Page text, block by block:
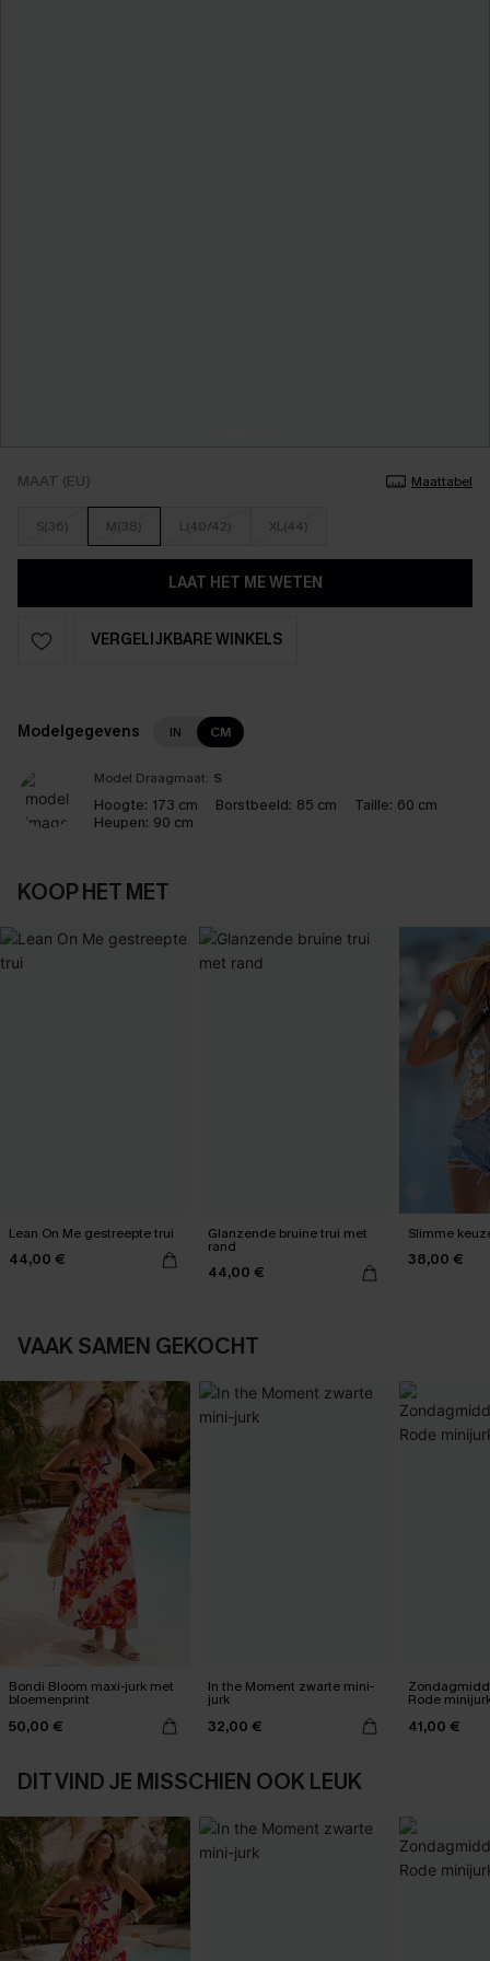
MAAT (EU) Maattabel
S(36) M(38) L(40/42) XL(44)
LAAT HET ME WETEN
VERGELIJKBARE WINKELS
Modelgegevens IN CM
Model Draagmaat: S
Hoogte: 173 cm Borstbeeld: 85 cm Taille: 60 cm
Heupen: 90 cm
KOOP HET MET
Lean On Me gestreepte trui
44,00 €
Glanzende bruine trui met
rand
44,00 €
Slimme
38,00 €
VAAK SAMEN GEKOCHT
Bondi Bloom maxi-jurk met
bloemenprint
50,00 €
In the Moment zwarte mini-
jurk
32,00 €
Rode
41,00 €
DIT VIND JE MISSCHIEN OOK LEUK